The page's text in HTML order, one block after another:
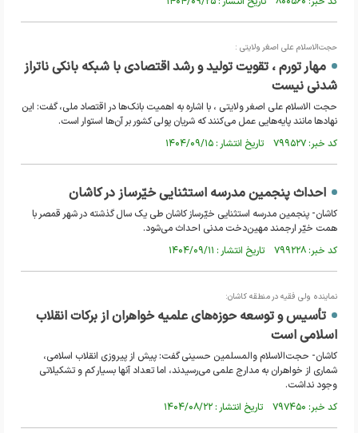
حجت‌الاسلام علی اصغر ولایتی :
مهار تورم ، تقویت تولید و رشد اقتصادی با شبکه بانکی ناتراز
شدنی نیست
حجت الاسلام علی اصغر ولایتی ، با اشاره به اهمیت بانک‌ها در اقتصاد ملی، گفت: این
نهادها مانند پایه‌هایی عمل می‌کنند که شریان پولی کشور بر آن‌ها استوار است.
کد خبر: ۷۹۹۵۲۷ تاریخ انتشار : ۱۴۰۴/۰۹/۱۵
احداث پنجمین مدرسه استثنایی خیّرساز در کاشان
کاشان- پنجمین مدرسه استثنایی خیّرساز کاشان طی یک سال گذشته در شهر قمصر با
همت خیّر ارجمند مهین‌دخت مدنی احداث می‌شود.
کد خبر: ۷۹۹۲۲۸ تاریخ انتشار : ۱۴۰۴/۰۹/۱۱
نماینده ولی فقیه در منطقه کاشان:
تأسیس و توسعه حوزه‌های علمیه خواهران از برکات انقلاب
اسلامی است
کاشان- حجت‌الاسلام والمسلمین حسینی گفت: پیش از پیروزی انقلاب اسلامی،
شماری از خواهران به مدارج علمی می‌رسیدند، اما تعداد آنها بسیار کم و تشکیلاتی
وجود نداشت.
کد خبر: ۷۹۷۴۵۰ تاریخ انتشار : ۱۴۰۴/۰۸/۲۲